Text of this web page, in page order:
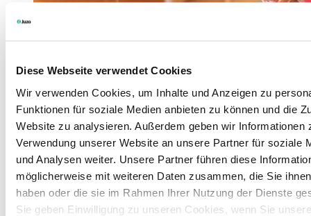
Diese Webseite verwendet Cookies
Wir verwenden Cookies, um Inhalte und Anzeigen zu
Funktionen für soziale Medien anbieten zu können und die
Website zu analysieren. Außerdem geben wir Informationen
Verwendung unserer Website an unsere Partner für soziale
und Analysen weiter. Unsere Partner führen diese
möglicherweise mit weiteren Daten zusammen, die Sie
haben oder die sie im Rahmen Ihrer Nutzung der Dienste
Sie geben Einwilligung zu unseren Cookies, wenn Sie